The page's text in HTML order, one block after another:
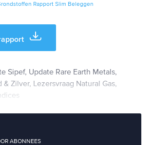
Rapport Slim Beleggen
Sipef, Update Rare Earth Metals,
& Zilver, Lezersvraag Natural Gas,
ABONNEES